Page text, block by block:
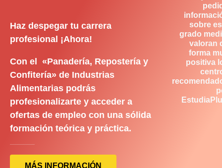
Haz despegar tu carrera
profesional ¡Ahora!
Con el «Panadería, Repostería y
Confitería» de Industrias
Alimentarias podrás
profesionalizarte y acceder a
ofertas de empleo con una sólida
formación teórica y práctica.
MÁS INFORMACIÓN
sobre
grado
valoran
forma
positiva